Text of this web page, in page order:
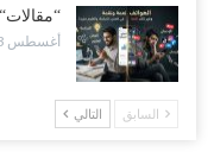
أغسطس 3, 2026
السابق التالي